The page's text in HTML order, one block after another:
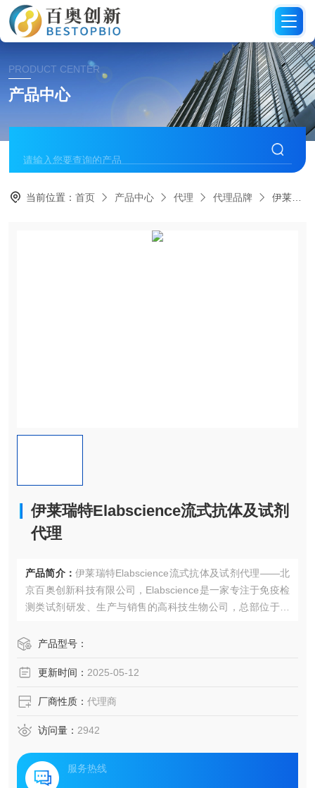
PRODUCT CENTER
产品中心
当前位置：首页 产品中心 代理 代理品牌 伊莱瑞特Elabscience流式抗体及试剂代理
伊莱瑞特Elabscience流式抗体及试剂
代理
产品简介： 伊莱瑞特Elabscience流式抗体及试剂代理——北
京百奥创新科技有限公司，Elabscience是一家专注于免疫检
测类试剂研发、生产与销售的高科技生物公司，总部位于国
研发中心，主要产品为流式抗体、ELISA试剂盒、细胞功能检
产品型号：
更新时间： 2025-05-12
厂商性质： 代理商
访问量： 2942
服务热线